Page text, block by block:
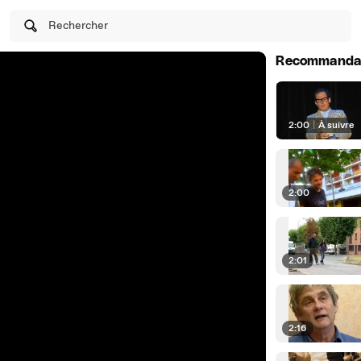
Rechercher
2:00 | À suivre
2:00
2:01
2:16